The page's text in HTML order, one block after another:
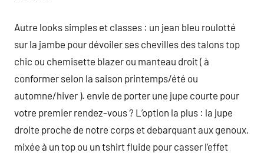
Autre looks simples et classes : un jean bleu roulotté
sur la jambe pour dévoiler ses chevilles des talons top
chic ou chemisette blazer ou manteau droit ( à
conformer selon la saison printemps/été ou
automne/hiver ). envie de porter une jupe courte pour
votre premier rendez-vous ? L’option la plus : la jupe
droite proche de notre corps et debarquant aux genoux,
mixée à un top ou un tshirt fluide pour casser l’effet